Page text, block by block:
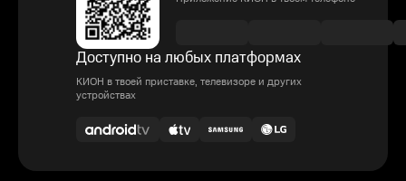
Доступно на любых платформах
КИОН в твоей приставке, телевизоре и других
устройствах